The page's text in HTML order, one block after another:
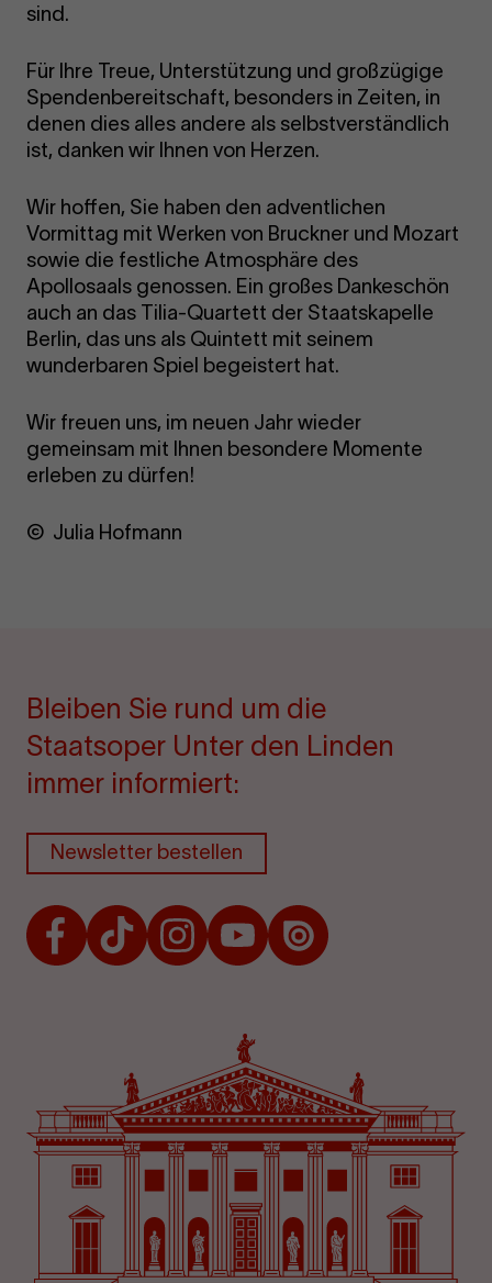
sind.
Für Ihre Treue, Unterstützung und großzügige
Spendenbereitschaft, besonders in Zeiten, in
denen dies alles andere als selbstverständlich
ist, danken wir Ihnen von Herzen.
Wir hoffen, Sie haben den adventlichen
Vormittag mit Werken von Bruckner und Mozart
sowie die festliche Atmosphäre des
Apollosaals genossen. Ein großes Dankeschön
auch an das Tilia-Quartett der Staatskapelle
Berlin, das uns als Quintett mit seinem
wunderbaren Spiel begeistert hat.
Wir freuen uns, im neuen Jahr wieder
gemeinsam mit Ihnen besondere Momente
erleben zu dürfen!
© Julia Hofmann
Bleiben Sie rund um die
Staatsoper Unter den Linden
immer informiert:
Newsletter bestellen
FacebookTikTokInstagramYoutubeIssuu